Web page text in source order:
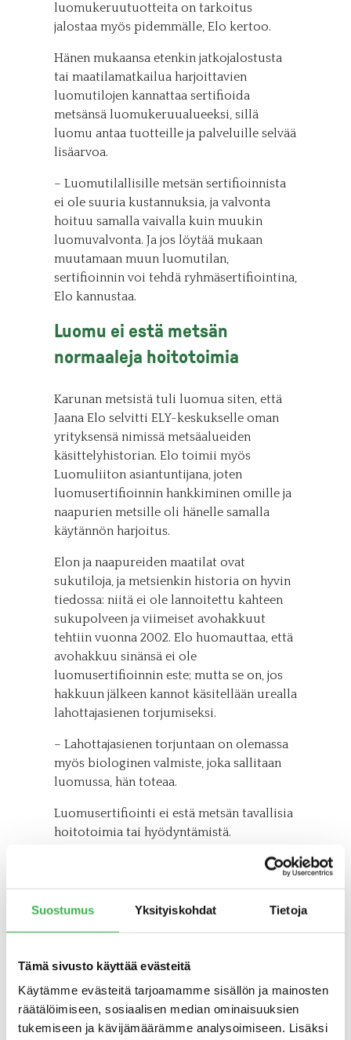
Suostumus Yksityiskohdat Tietoja
Tämä sivusto käyttää evästeitä
Käytämme evästeitä tarjoamamme sisällön ja mainosten
räätälöimiseen, sosiaalisen median ominaisuuksien
tukemiseen ja kävijämäärämme analysoimiseen. Lisäksi
luomukeruutuotteita on tarkoitus
jalostaa myös pidemmälle, Elo kertoo.
Hänen mukaansa etenkin jatkojalostusta
tai maatilamatkailua harjoittavien
luomutilojen kannattaa sertifioida
metsänsä luomukeruualueeksi, sillä
luomu antaa tuotteille ja palveluille selvää
lisäarvoa.
– Luomutilallisille metsän sertifioinnista
ei ole suuria kustannuksia, ja valvonta
hoituu samalla vaivalla kuin muukin
luomuvalvonta. Ja jos löytää mukaan
muutamaan muun luomutilan,
sertifioinnin voi tehdä ryhmäsertifiointina,
Elo kannustaa.
Luomu ei estä metsän
normaaleja hoitotoimia
Karunan metsistä tuli luomua siten, että
Jaana Elo selvitti ELY-keskukselle oman
yrityksensä nimissä metsäalueiden
käsittelyhistorian. Elo toimii myös
Luomuliiton asiantuntijana, joten
luomusertifioinnin hankkiminen omille ja
naapurien metsille oli hänelle samalla
käytännön harjoitus.
Elon ja naapureiden maatilat ovat
sukutiloja, ja metsienkin historia on hyvin
tiedossa: niitä ei ole lannoitettu kahteen
sukupolveen ja viimeiset avohakkuut
tehtiin vuonna 2002. Elo huomauttaa, että
avohakkuu sinänsä ei ole
luomusertifioinnin este; mutta se on, jos
hakkuun jälkeen kannot käsitellään urealla
lahottajasienen torjumiseksi.
– Lahottajasienen torjuntaan on olemassa
myös biologinen valmiste, joka sallitaan
luomussa, hän toteaa.
Luomusertifiointi ei estä metsän tavallisia
hoitotoimia tai hyödyntämistä.
Elon ja naapurien metsät saivat